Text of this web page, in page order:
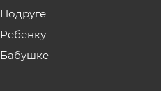
Подруге
Ребенку
Бабушке